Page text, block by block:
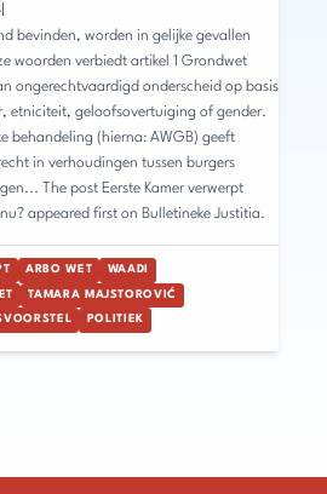
bevinden, worden in gelijke gevallen
woorden verbiedt artikel 1 Grondwet
ongerechtvaardigd onderscheid op basis
etniciteit, geloofsovertuiging of gender.
behandeling (hierna: AWGB) geeft
in verhoudingen tussen burgers
The post Eerste Kamer verwerpt
appeared first on Bulletineke Justitia.
ARBO WET WAADI
TAMARA MAJSTOROVIĆ
POLITIEK